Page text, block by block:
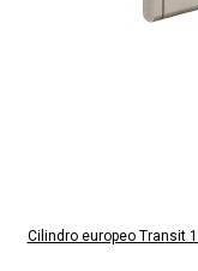
Cilindro europeo Transit